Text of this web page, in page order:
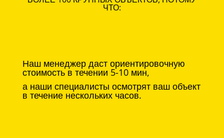
ЧТО:
Наш менеджер даст ориентировочную
стоимость в течении 5-10 мин,
а наши специалисты осмотрят ваш объект
в течение нескольких часов.